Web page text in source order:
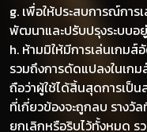
g. เพื่อให้ประสบการณ์กา
พัฒนาและปรับปรุงระบบอ
h. ห้ามมิให้มีการเล่นเกม
รวมถึงการดัดแปลงในเก
ถือว่าผู้ใช้ได้สิ้นสุดการเป็
ที่เกี่ยวข้องจะถูกลบ รางวั
ยกเลิกหรือริบไว้ทั้งหมด ร